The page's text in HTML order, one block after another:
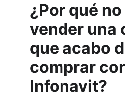
¿Por qué
vender una
que acabo
comprar
Infonavit?